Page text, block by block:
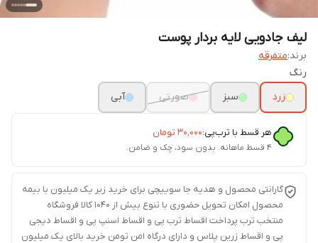
لیف جادویی لایه بردار پوست
برند:متفرقه
رنگ
زرد
سبز صورتی آبی
هر قسط با ترب‌پی:۳۰٬۰۰۰ تومان
۴ قسط ماهانه. بدون سود، چک و ضامن.
گارانتی محصول و هدیه جا سوییچی برای خرید زیر یک میلیون با بیمه
محصول امکان تحویل حضوری با تنوع بیش از 1040 کالا فروشگاه
منتخب ترب پرداخت اقساط ترب پی و اقساط اسنپ پی و اقساط دیجی
پی و اقساط زرین پلاس و دارای درگاه امن تومن خرید بالای یک میلیون